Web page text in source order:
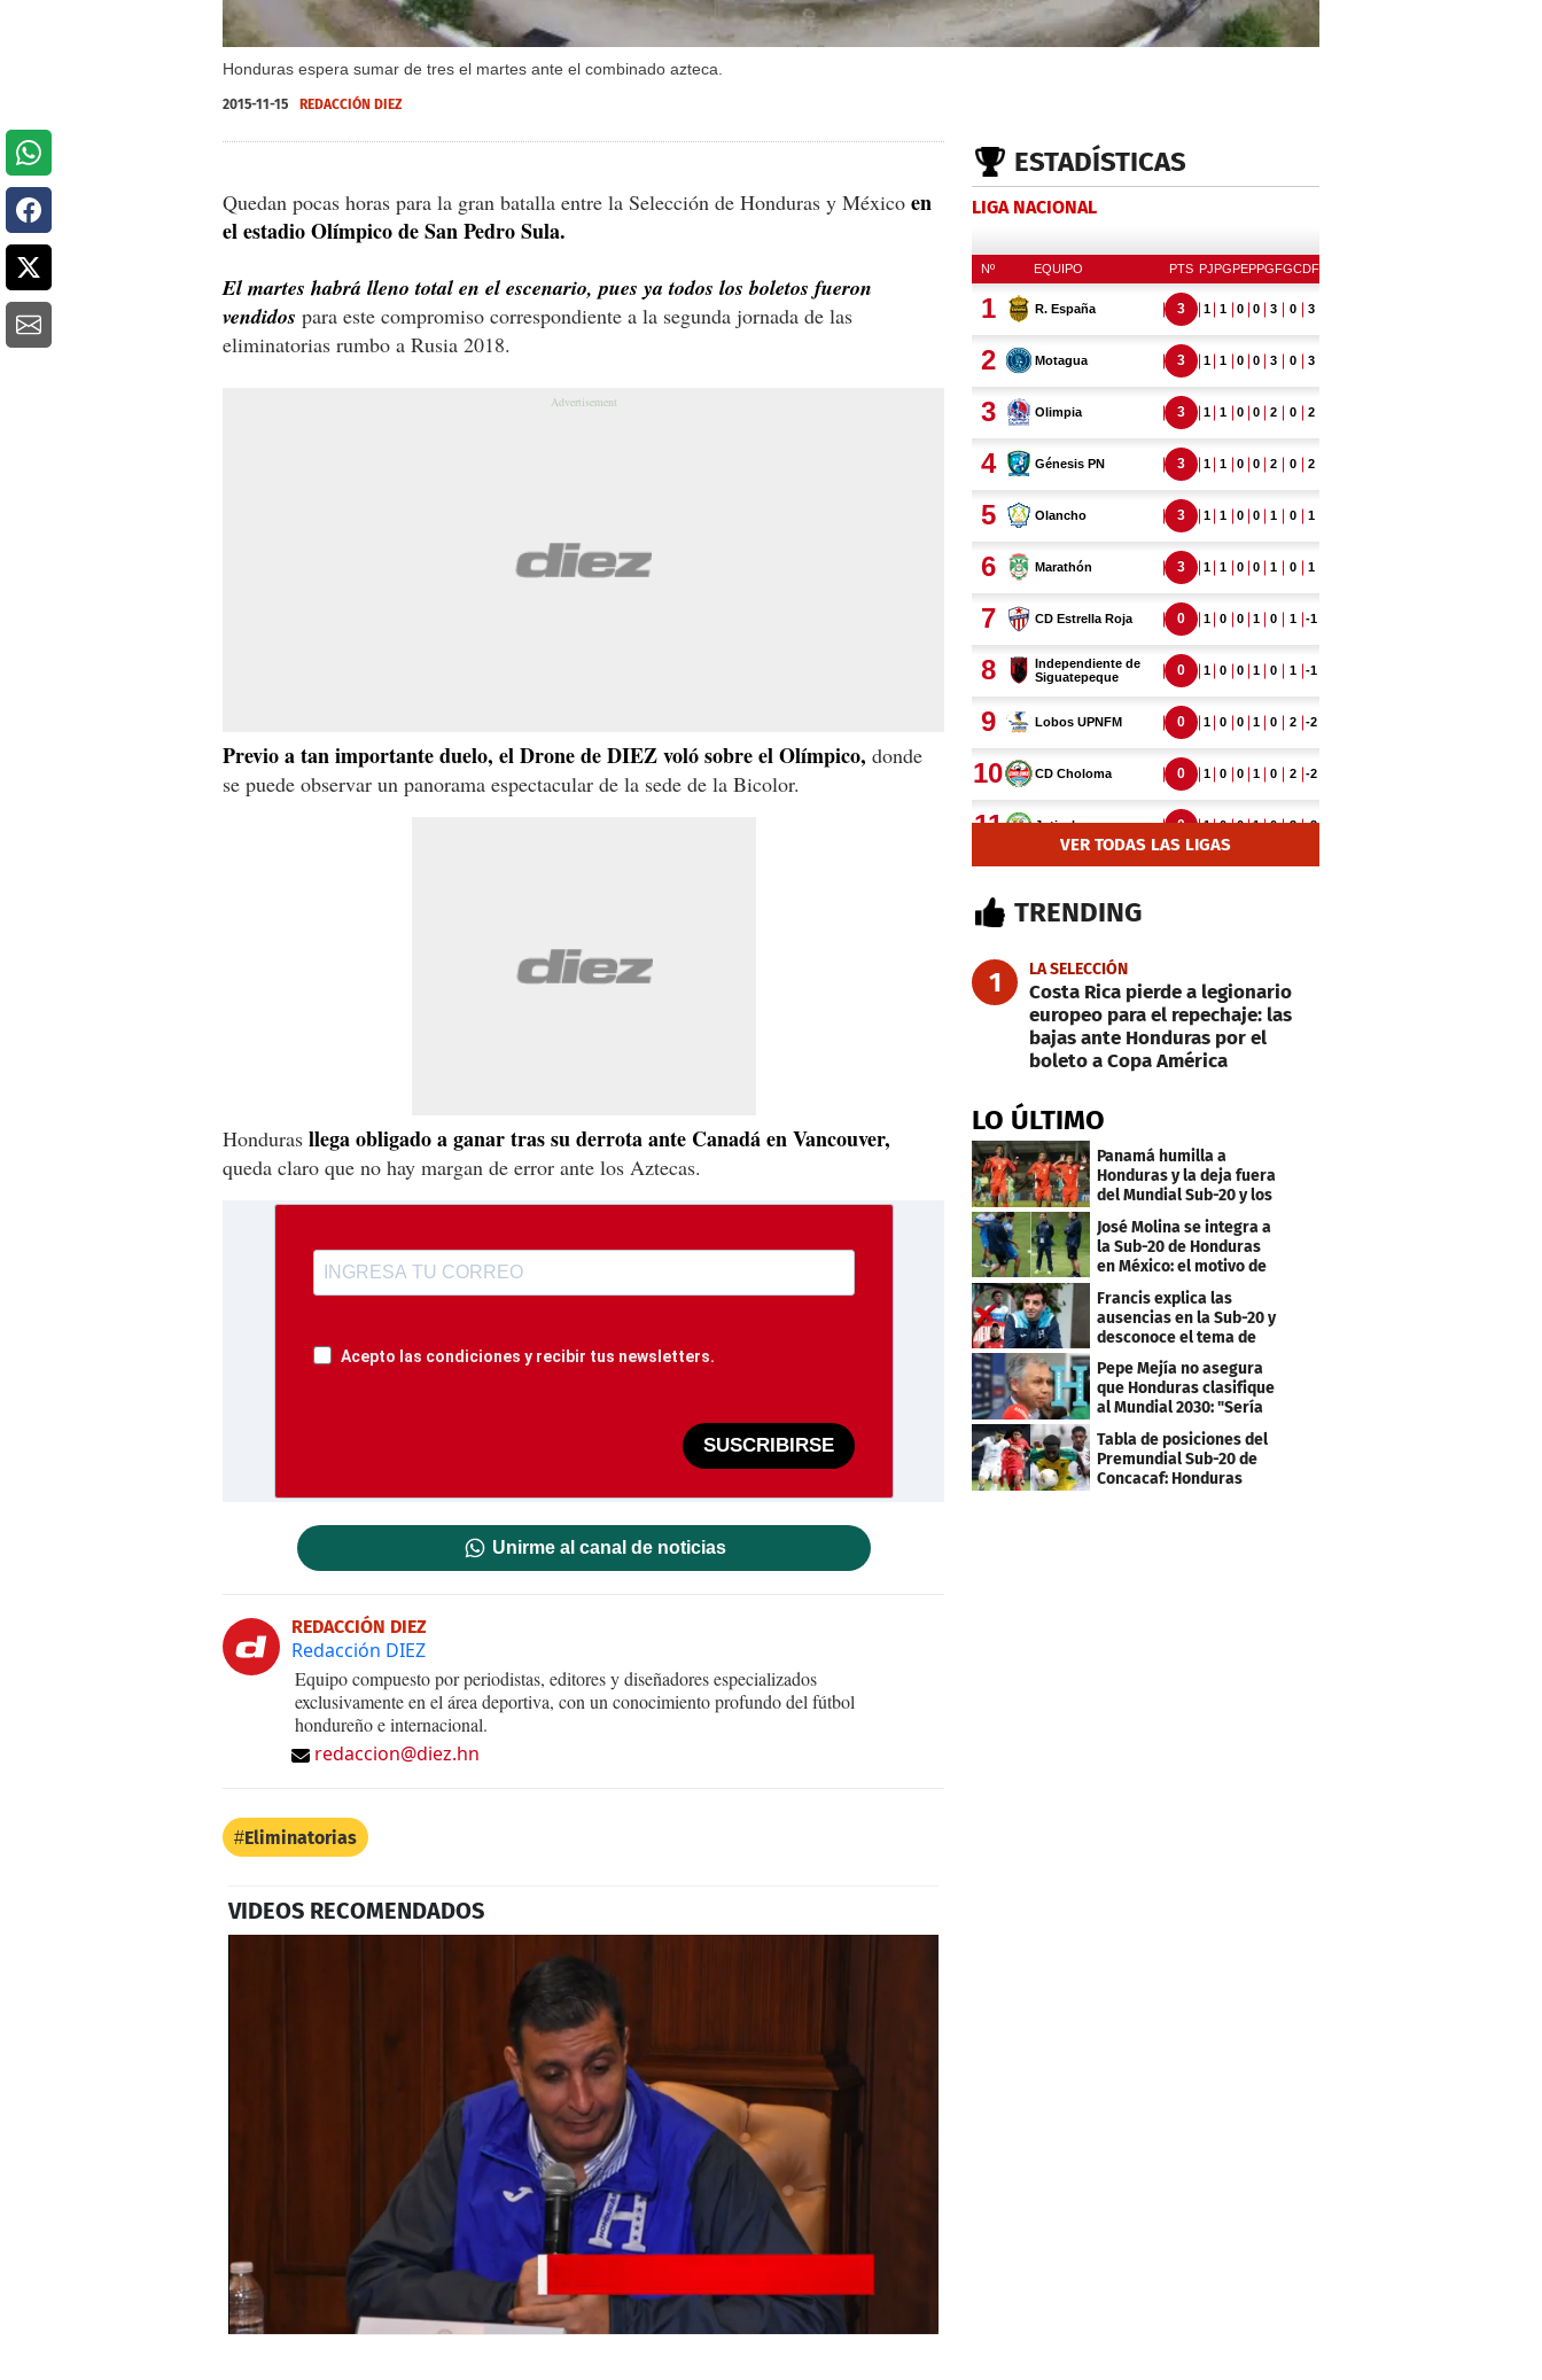
Honduras espera sumar de tres el martes ante el combinado azteca.
2015-11-15 REDACCIÓN DIEZ
Quedan pocas horas para la gran batalla entre la Selección de Honduras y México en
el estadio Olímpico de San Pedro Sula.
El martes habrá lleno total en el escenario, pues ya todos los boletos fueron
vendidos para este compromiso correspondiente a la segunda jornada de las
eliminatorias rumbo a Rusia 2018.
Previo a tan importante duelo, el Drone de DIEZ voló sobre el Olímpico, donde
se puede observar un panorama espectacular de la sede de la Bicolor.
Honduras llega obligado a ganar tras su derrota ante Canadá en Vancouver,
queda claro que no hay margan de error ante los Aztecas.
Acepto las condiciones y recibir tus newsletters.
SUSCRIBIRSE
Unirme al canal de noticias
REDACCIÓN DIEZ
Redacción DIEZ
Equipo compuesto por periodistas, editores y diseñadores especializados
exclusivamente en el área deportiva, con un conocimiento profundo del fútbol
hondureño e internacional.
redaccion@diez.hn
Eliminatorias
VIDEOS RECOMENDADOS
ESTADÍSTICAS
LIGA NACIONAL
VER TODAS LAS LIGAS
TRENDING
1 LA SELECCIÓN
Costa Rica pierde a legionario
europeo para el repechaje: las
bajas ante Honduras por el
boleto a Copa América
LO ÚLTIMO
Panamá humilla a
Honduras y la deja fuera
del Mundial Sub-20 y los
Juegos Olímpicos
José Molina se integra a
la Sub-20 de Honduras
en México: el motivo de
su viaje
Francis explica las
ausencias en la Sub-20 y
desconoce el tema de
los tiktokers
Pepe Mejía no asegura
que Honduras clasifique
al Mundial 2030: "Sería
mentir"
Tabla de posiciones del
Premundial Sub-20 de
Concacaf: Honduras